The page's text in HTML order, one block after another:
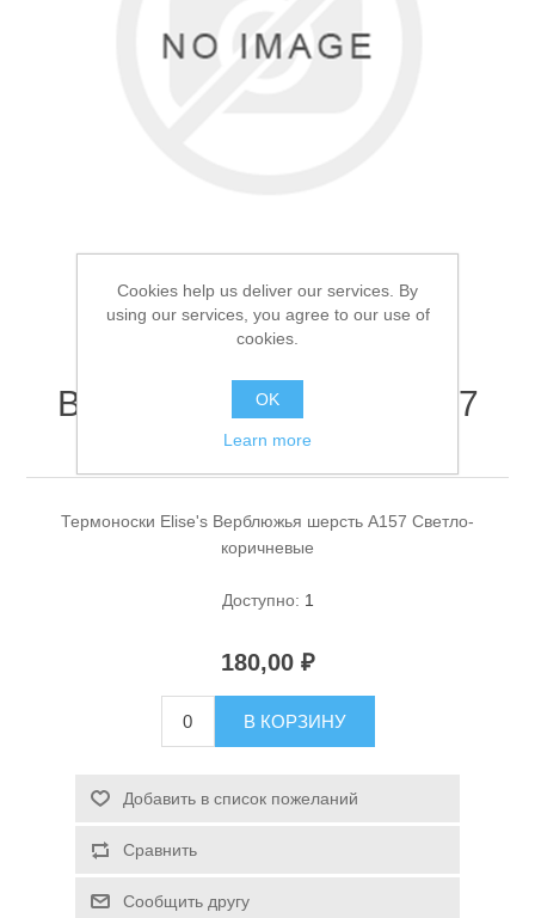
Аксессуары для лодок
Спасательные средства
Верблюжья шерсть A157
Светло-коричневые
Термоноски Elise's Верблюжья шерсть A157 Светло-
коричневые
Доступно: 1
180,00 ₽
В КОРЗИНУ
Добавить в список пожеланий
Сравнить
Сообщить другу
Cookies help us deliver our services. By
using our services, you agree to our use of
cookies.
OK
Learn more